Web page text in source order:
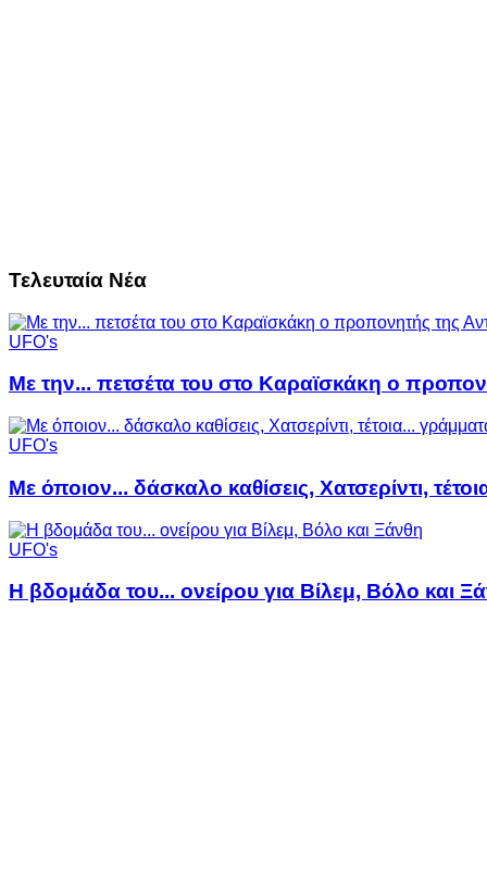
Τελευταία Νέα
UFO's
Με την... πετσέτα του στο Καραϊσκάκη ο
UFO's
Με όποιον... δάσκαλο καθίσεις, Χατσερίντι,
UFO's
Η βδομάδα του... ονείρου για Βίλεμ, Βόλο και